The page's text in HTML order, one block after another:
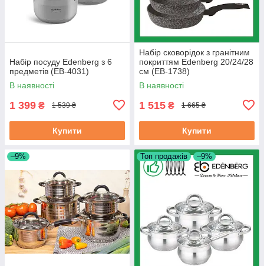
Набір посуду Edenberg з 6
предметів (EB-4031)
В наявності
1 399 ₴ 1 539 ₴
Купити
Набір сковорідок з гранітним
покриттям Edenberg 20/24/28
см (EB-1738)
В наявності
1 515 ₴ 1 665 ₴
Купити
–9% Топ продажів –9%